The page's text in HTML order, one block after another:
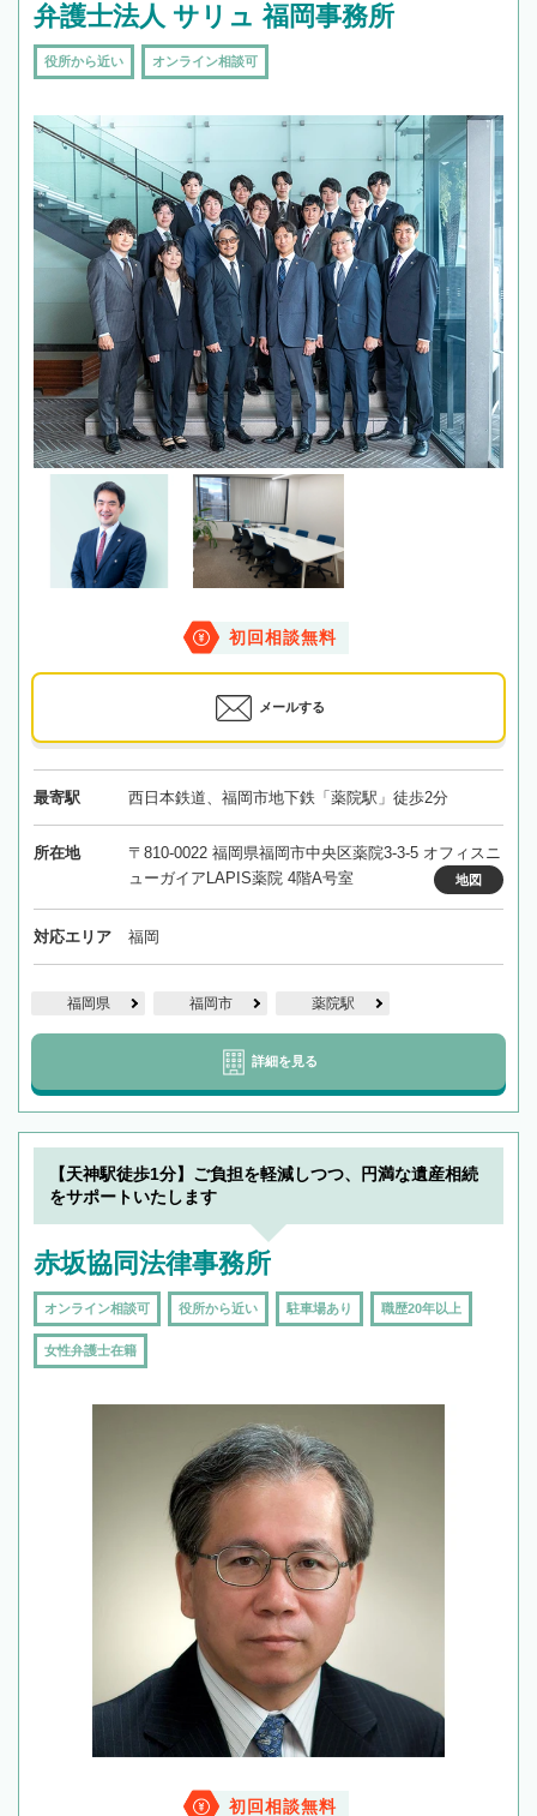
弁護士法人 サリュ 福岡事務所
役所から近い オンライン相談可
初回相談無料
メールする
最寄駅 西日本鉄道、福岡市地下鉄「薬院駅」徒歩2分
所在地
〒810-0022 福岡県福岡市中央区薬院3-3-5 オフィスニ
ューガイアLAPIS薬院 4階A号室
地図
対応エリア 福岡
福岡県 福岡市 薬院駅
詳細を見る
【天神駅徒歩1分】ご負担を軽減しつつ、円満な遺産相続
をサポートいたします
赤坂協同法律事務所
オンライン相談可 役所から近い 駐車場あり 職歴20年以上
女性弁護士在籍
初回相談無料